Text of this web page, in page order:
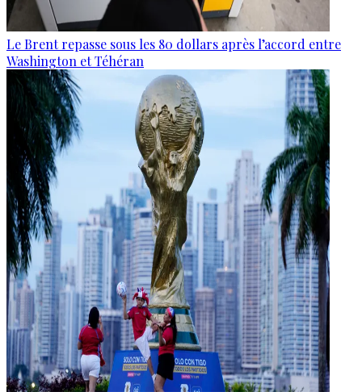
Le Brent repasse sous les 80 dollars après l’accord entre
Washington et Téhéran